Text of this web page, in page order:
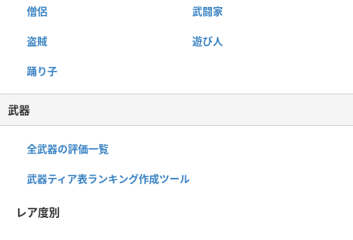
僧侶 武闘家
盗賊 遊び人
踊り子
武器
全武器の評価一覧
武器ティア表ランキング作成ツール
レア度別